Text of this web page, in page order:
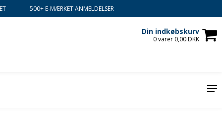
500+ E-MÆRKET ANMELDELSER
Din indkøbskurv
0 varer 0,00 DKK